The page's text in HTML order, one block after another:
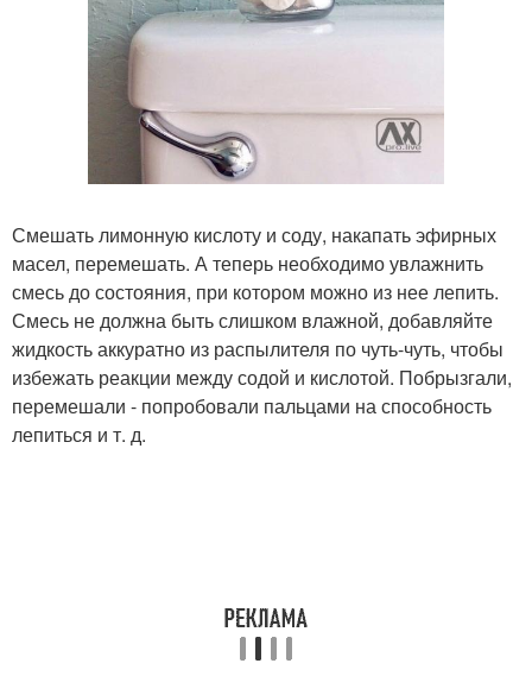
Смешать лимонную кислоту и соду, накапать эфирных
масел, перемешать. А теперь необходимо увлажнить
смесь до состояния, при котором можно из нее лепить.
Смесь не должна быть слишком влажной, добавляйте
жидкость аккуратно из распылителя по чуть-чуть, чтобы
избежать реакции между содой и кислотой. Побрызгали,
перемешали - попробовали пальцами на способность
лепиться и т. д.